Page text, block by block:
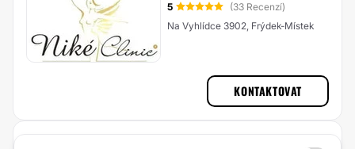
5
(33 Recenzí)
Na Vyhlídce 3902, Frýdek-Místek
KONTAKTOVAT